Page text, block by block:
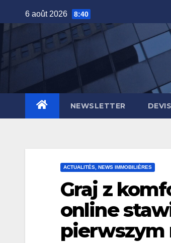
to
6 août 2026 8:40
NEWSLETTER
ACTUALITÉS, NEWS IMMOBILIÈRES
Graj z
online
pierwszym